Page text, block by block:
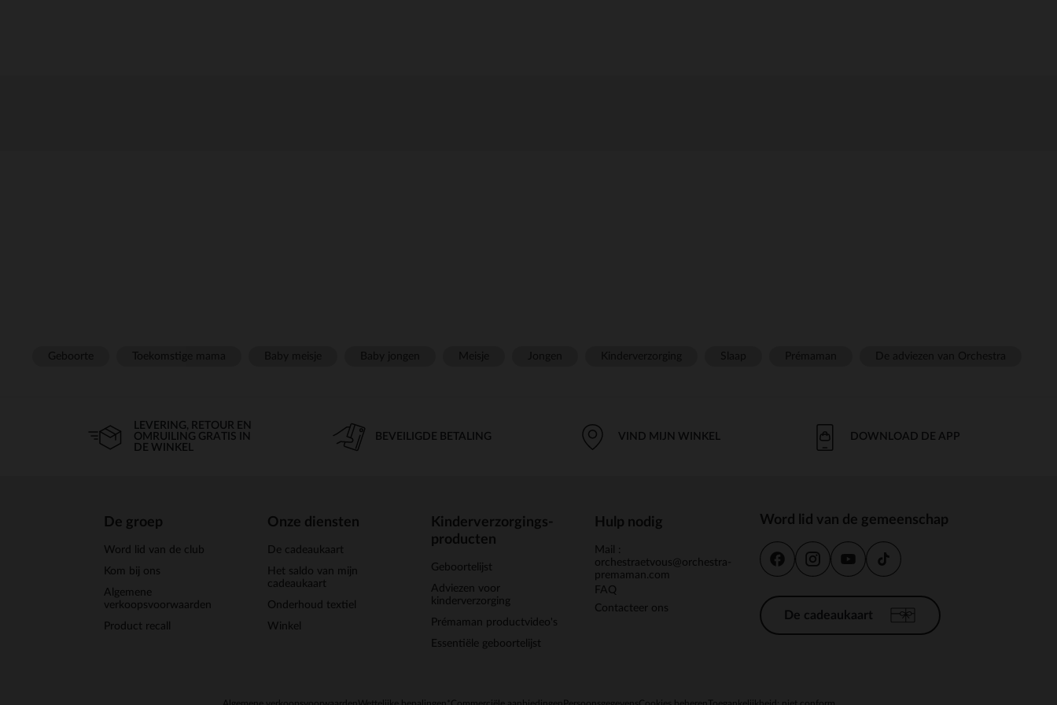
LEVERING, RETOUR EN
OMRUILING GRATIS IN
DE WINKEL
BEVEILIGDE BETALING VIND MIJN WINKEL DOWNLOAD DE APP
De groep
Word lid van de club
Kom bij ons
Algemene
verkoopsvoorwaarden
Product recall
Onze diensten
De cadeaukaart
Het saldo van mijn
cadeaukaart
Onderhoud textiel
Winkel
Kinderverzorgings-
producten
Geboortelijst
Adviezen voor
kinderverzorging
Prémaman productvideo's
Essentiële geboortelijst
Hulp nodig
Mail :
orchestraetvous@orchestra-
premaman.com
FAQ
Contacteer ons
Word lid van de gemeenschap
De cadeaukaart